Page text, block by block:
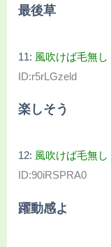
最後草
11: 風吹けば毛無し
ID:r5rLGzeld
楽しそう
12: 風吹けば毛無し
ID:90iRSPRA0
躍動感よ